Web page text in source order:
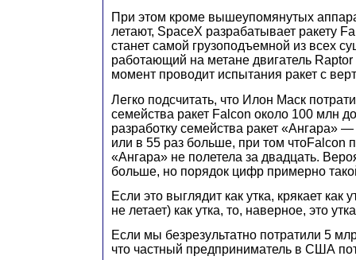
При этом кроме вышеупомянутых
летают, SpaceX разрабатывает ракету
станет самой грузоподъемной из всех
работающий на метане двигатель
момент проводит испытания ракет с
Легко подсчитать, что Илон Маск
семейства ракет Falcon около 100 млн
разработку семейства ракет «Ангара»
или в 55 раз больше, при том чтоFalcon
«Ангара» не полетела за двадцать.
больше, но порядок цифр примерно
Если это выглядит как утка, крякает как
не летает) как утка, то, наверное, это
Если мы безрезультатно потратили 5
что частный предприниматель в США